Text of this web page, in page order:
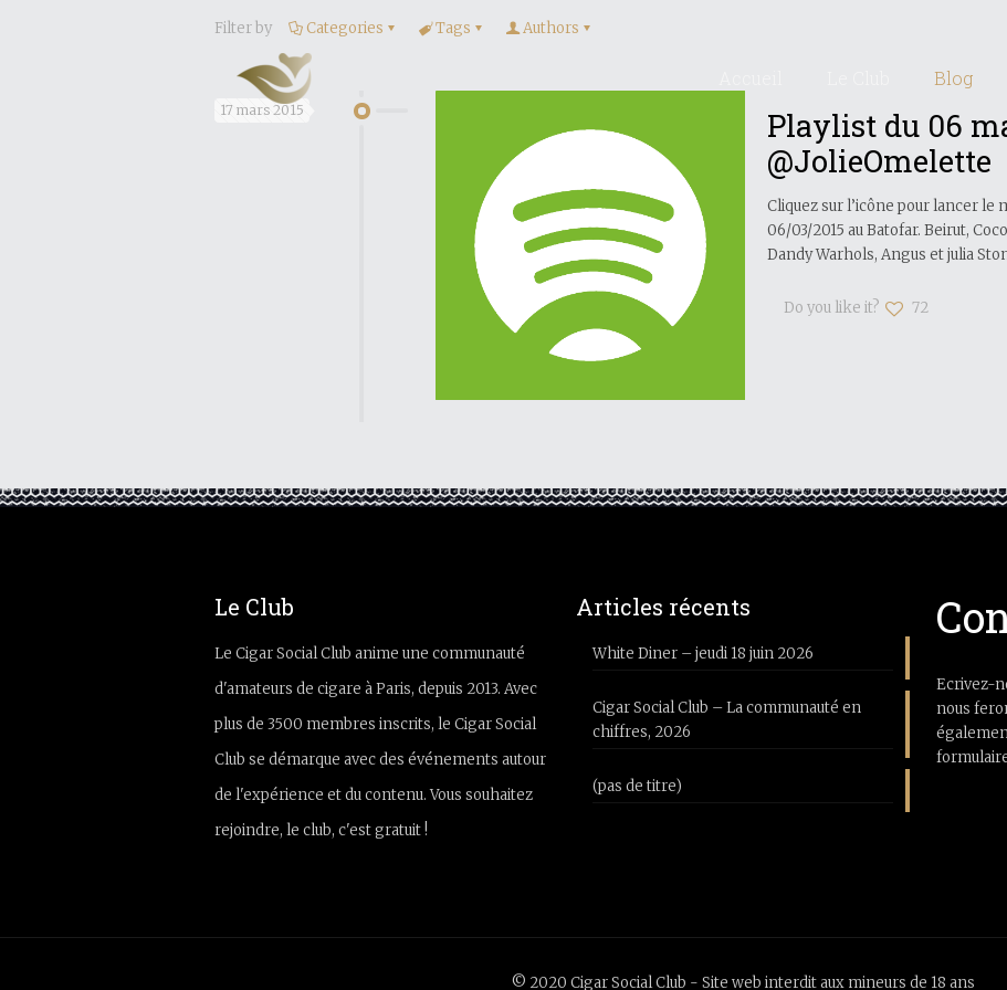
Blog
Filter by Categories Tags Authors
17 mars 2015
Playlist du 06
@JolieOmelette
Cliquez sur l’icône pour lancer le
06/03/2015 au Batofar. Beirut,
Dandy Warhols, Angus et julia
Do you like it? 72
Le Club
Le Cigar Social Club anime une communauté
d'amateurs de cigare à Paris, depuis 2013. Avec
plus de 3500 membres inscrits, le Cigar Social
Club se démarque avec des événements autour
de l'expérience et du contenu. Vous souhaitez
rejoindre, le club, c'est gratuit !
Articles récents
White Diner – jeudi 18 juin 2026
Cigar Social Club – La communauté en
chiffres, 2026
(pas de titre)
Ecrivez-
nous
© 2020 Cigar Social Club - Site web interdit aux mineurs de 18 ans